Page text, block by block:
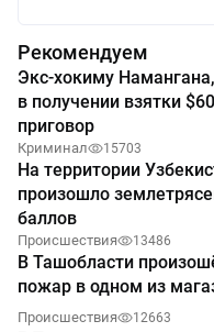
Рекомендуем
Экс-хокиму
в получении взятки
приговор
Криминал 15703
На территории
произошло
баллов
Происшествия 13486
В Ташобласти
пожар в одном из
Происшествия 12663